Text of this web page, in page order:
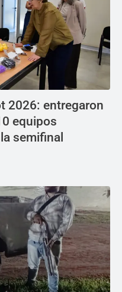
2026: entregaron
equipos
semifinal